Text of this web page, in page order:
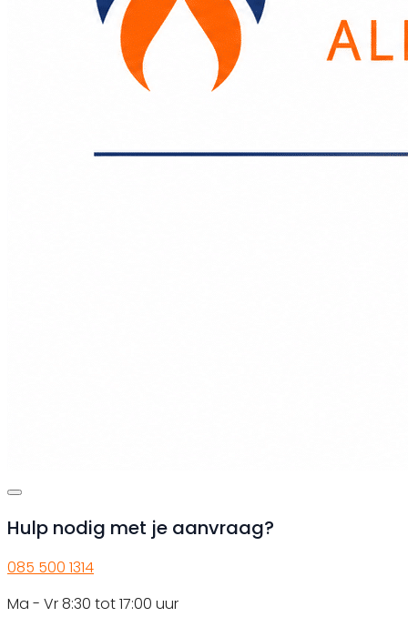
Hulp nodig met je aanvraag?
085 500 1314
Ma - Vr 8:30 tot 17:00 uur